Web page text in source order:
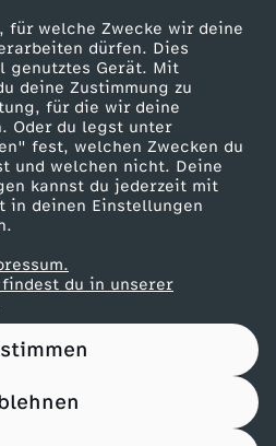
für welche Zwecke wir deine
dürfen. Dies
genutztes Gerät. Mit
deine Zustimmung zu
für die wir deine
Oder du legst unter
fest, welchen Zwecken du
und welchen nicht. Deine
kannst du jederzeit mit
in deinen Einstellungen
du in unserer
Filtern